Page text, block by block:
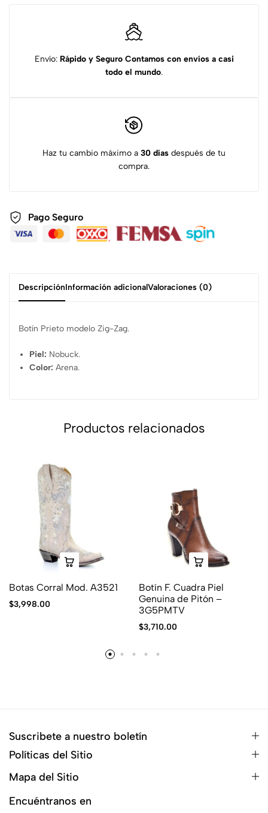
Envío: Rápido y Seguro Contamos con envíos a casi
todo el mundo.
Haz tu cambio máximo a 30 días después de tu
compra.
Pago Seguro
DescripciónInformación adicionalValoraciones (0)
Botín Prieto modelo Zig-Zag.
Piel: Nobuck.
Color: Arena.
Productos relacionados
Botas Corral Mod. A3521
$3,998.00
Botín F. Cuadra Piel
Genuina de Pitón –
3G5PMTV
$3,710.00
Suscribete a nuestro boletín
Políticas del Sitio
Mapa del Sitio
Encuéntranos en